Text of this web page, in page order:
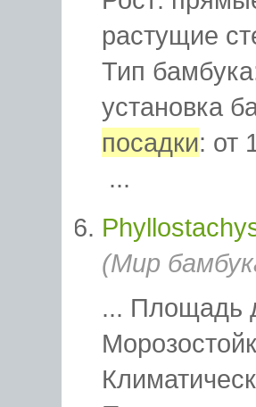
растущие
Тип
установка
посадки: от
...
(Мир
... Площадь